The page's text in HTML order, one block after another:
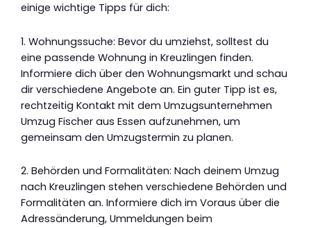
einige wichtige Tipps für dich:
1. Wohnungssuche: Bevor du umziehst, solltest du
eine passende Wohnung in Kreuzlingen finden.
Informiere dich über den Wohnungsmarkt und schau
dir verschiedene Angebote an. Ein guter Tipp ist es,
rechtzeitig Kontakt mit dem Umzugsunternehmen
Umzug Fischer aus Essen aufzunehmen, um
gemeinsam den Umzugstermin zu planen.
2. Behörden und Formalitäten: Nach deinem Umzug
nach Kreuzlingen stehen verschiedene Behörden und
Formalitäten an. Informiere dich im Voraus über die
Adressänderung, Ummeldungen beim